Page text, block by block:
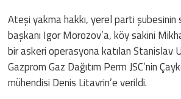
Ateşi yakma hakkı, yerel parti
başkanı Igor Morozov’a, köy sakini
bir askeri operasyona katılan Stanislav
Gazprom Gaz Dağıtım Perm JSC’nin
mühendisi Denis Litavrin’e verildi.